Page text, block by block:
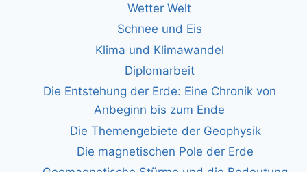
Wetter Welt
Schnee und Eis
Klima und Klimawandel
Diplomarbeit
Die Entstehung der Erde: Eine Chronik von
Anbeginn bis zum Ende
Die Themengebiete der Geophysik
Die magnetischen Pole der Erde